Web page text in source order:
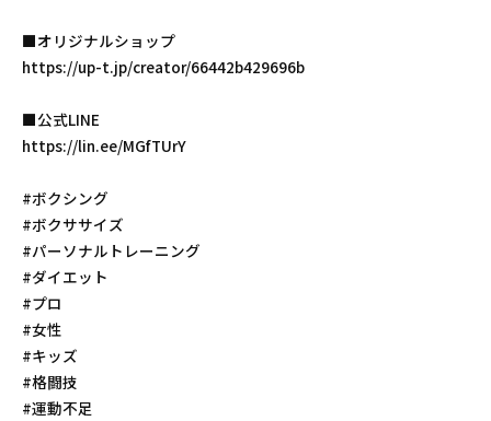
■オリジナルショップ
https://up-t.jp/creator/66442b429696b
■公式LINE
https://lin.ee/MGfTUrY
#ボクシング
#ボクササイズ
#パーソナルトレーニング
#ダイエット
#プロ
#女性
#キッズ
#格闘技
#運動不足